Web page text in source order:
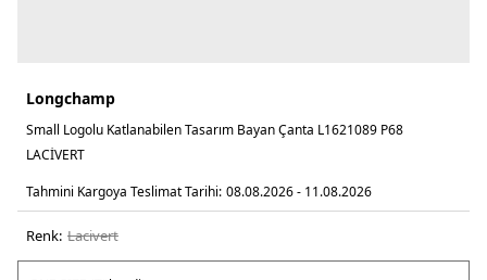
Longchamp
Small Logolu Katlanabilen Tasarım Bayan Çanta L1621089 P68
LACİVERT
Tahmini Kargoya Teslimat Tarihi: 08.08.2026 - 11.08.2026
Renk: laci̇vert